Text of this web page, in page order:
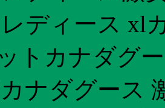
ディース xl
トカナダグ
ナダグース